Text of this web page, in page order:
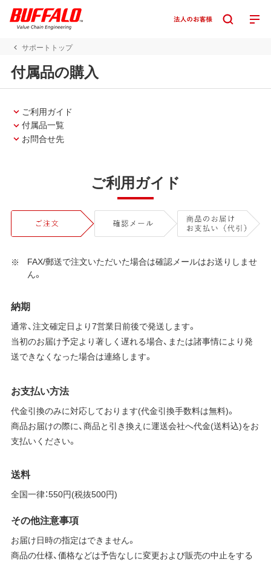
サポートトップ
付属品の購入
ご利用ガイド
付属品一覧
お問合せ先
ご利用ガイド
FAX/郵送で注文いただいた場合は確認メールはお送りしませ
ん。
納期
通常、注文確定日より7営業日前後で発送します。
当初のお届け予定より著しく遅れる場合、または諸事情により発
送できなくなった場合は連絡します。
お支払い方法
代金引換のみに対応しております(代金引換手数料は無料)。
商品お届けの際に、商品と引き換えに運送会社へ代金(送料込)をお
支払いください。
送料
全国一律：550円(税抜500円)
その他注意事項
お届け日時の指定はできません。
商品の仕様、価格などは予告なしに変更および販売の中止をする